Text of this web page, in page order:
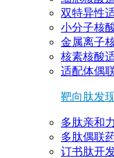
双特异性
小分子核
金属离子
核素核酸
适配体偶
靶向肽发
多肽亲和
多肽偶联
订书肽开